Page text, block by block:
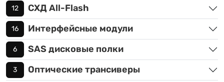
12 СХД All-Flash
16 Интерфейсные модули
6 SAS дисковые полки
3 Оптические трансиверы